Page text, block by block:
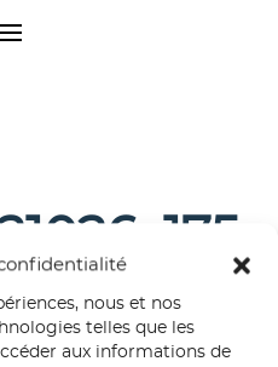
nous et nos
telles que les
aux informations de